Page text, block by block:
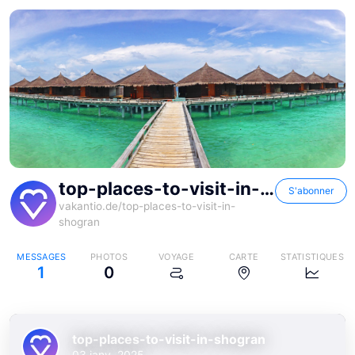
top-places-to-visit-in-shogran
vakantio.de/top-places-to-visit-in-
shogran
S'abonner
MESSAGES
1
PHOTOS
0
VOYAGE CARTE STATISTIQUES
top-places-to-visit-in-shogran